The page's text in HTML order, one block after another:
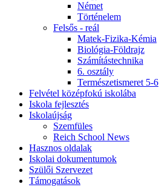
Német
Történelem
Felsős - reál
Matek-Fizika-Kémia
Biológia-Földrajz
Számítástechnika
6. osztály
Természetismeret 5-6
Felvétel középfokú iskolába
Iskola fejlesztés
Iskolaújság
Szemfüles
Reich School News
Hasznos oldalak
Iskolai dokumentumok
Szülői Szervezet
Támogatások